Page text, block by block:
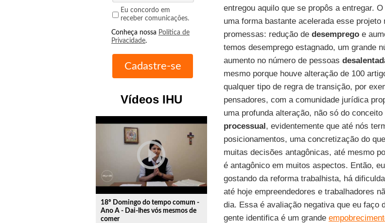
Eu concordo em
receber comunicações.
Conheça nossa Política de
Privacidade.
Vídeos IHU
play_circle_outline
18º Domingo do tempo comum -
Ano A - Dai-lhes vós mesmos de
comer
entregou aquilo que se propôs a entregar.
uma forma bastante acelerada esse
promessas: redução de desempregoe
temos desemprego estagnado, um grande
aumento no número de pessoas
mesmo porque houve alteração de 100
qualquer tipo de regra de transição, por
pensadores, com a comunidade jurídica
uma profunda alteração, não só do conceito
processual, evidentemente que até nós
posicionamentos, uma concretização do
muitas decisões antagônicas, até mesmo
é antagônico em muitos aspectos. Então,
gostando da reforma trabalhista, há
até hoje empreendedores e trabalhadores
dia. Essa é avaliação negativa que eu faço
gente identifica é um grande